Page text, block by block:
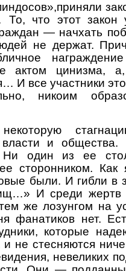
что этот закон
— начхать
не держат.
актом цинизма, а,
И все участники
никоим
власти и
Ни один из ее
сторонником.
были. И гибли в
И среди
же лозунгом на
фанатиков нет.
которые
не стесняются
невеликих